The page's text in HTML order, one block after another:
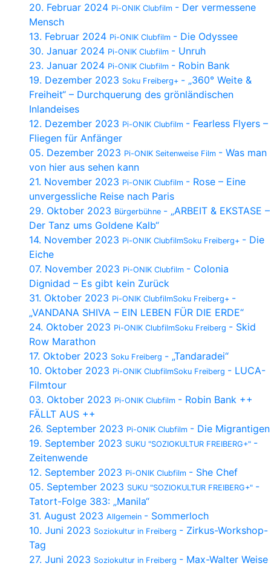
20. Februar 2024 Pi-ONIK Clubfilm - Der vermessene
Mensch
13. Februar 2024 Pi-ONIK Clubfilm - Die Odyssee
30. Januar 2024 Pi-ONIK Clubfilm - Unruh
23. Januar 2024 Pi-ONIK Clubfilm - Robin Bank
19. Dezember 2023 Soku Freiberg+ - „360° Weite &
Freiheit“ – Durchquerung des grönländischen
Inlandeises
12. Dezember 2023 Pi-ONIK Clubfilm - Fearless Flyers –
Fliegen für Anfänger
05. Dezember 2023 Pi-ONIK Seitenweise Film - Was man
von hier aus sehen kann
21. November 2023 Pi-ONIK Clubfilm - Rose – Eine
unvergessliche Reise nach Paris
29. Oktober 2023 Bürgerbühne - „ARBEIT & EKSTASE –
Der Tanz ums Goldene Kalb“
14. November 2023 Pi-ONIK ClubfilmSoku Freiberg+ - Die
Eiche
07. November 2023 Pi-ONIK Clubfilm - Colonia
Dignidad – Es gibt kein Zurück
31. Oktober 2023 Pi-ONIK ClubfilmSoku Freiberg+ -
„VANDANA SHIVA – EIN LEBEN FÜR DIE ERDE“
24. Oktober 2023 Pi-ONIK ClubfilmSoku Freiberg - Skid
Row Marathon
17. Oktober 2023 Soku Freiberg - „Tandaradei“
10. Oktober 2023 Pi-ONIK ClubfilmSoku Freiberg - LUCA-
Filmtour
03. Oktober 2023 Pi-ONIK Clubfilm - Robin Bank ++
FÄLLT AUS ++
26. September 2023 Pi-ONIK Clubfilm - Die Migrantigen
19. September 2023 SUKU "SOZIOKULTUR FREIBERG+" -
Zeitenwende
12. September 2023 Pi-ONIK Clubfilm - She Chef
05. September 2023 SUKU "SOZIOKULTUR FREIBERG+" -
Tatort-Folge 383: „Manila“
31. August 2023 Allgemein - Sommerloch
10. Juni 2023 Soziokultur in Freiberg - Zirkus-Workshop-
Tag
27. Juni 2023 Soziokultur in Freiberg - Max-Walter Weise